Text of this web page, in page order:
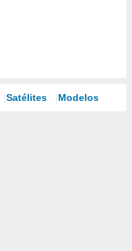
Satélites Modelos